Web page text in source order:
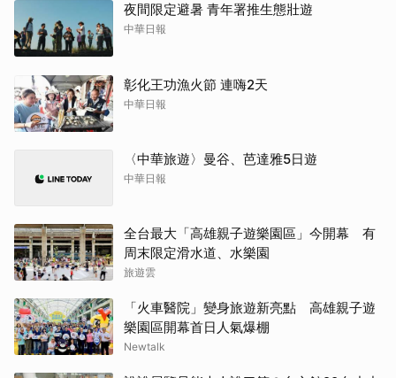
夜間限定避暑 青年署推生態壯遊
中華日報
彰化王功漁火節 連嗨2天
中華日報
〈中華旅遊〉曼谷、芭達雅5日遊
中華日報
全台最大「高雄親子遊樂園區」今開幕 有
周末限定滑水道、水樂園
旅遊雲
「火車醫院」變身旅遊新亮點 高雄親子遊
樂園區開幕首日人氣爆棚
Newtalk